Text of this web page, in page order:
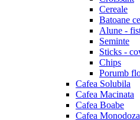
Cereale
Batoane
Alune -
Seminte
Sticks -
Chips
Porumb
Cafea Solubila
Cafea Macinata
Cafea Boabe
Cafea Monodoza